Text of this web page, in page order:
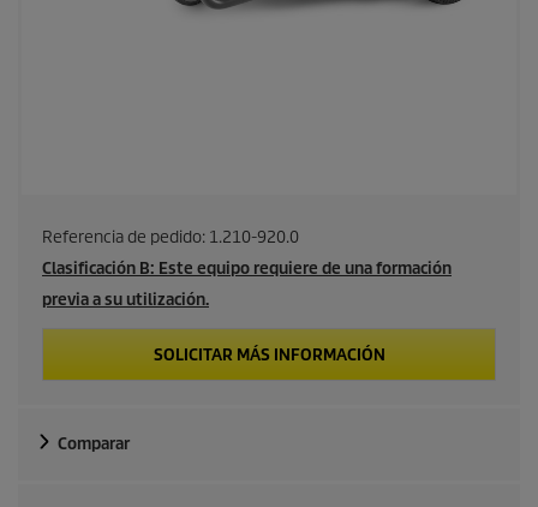
Referencia de pedido: 1.210-920.0
Clasificación B: Este equipo requiere de una formación
previa a su utilización.
SOLICITAR MÁS INFORMACIÓN
Comparar